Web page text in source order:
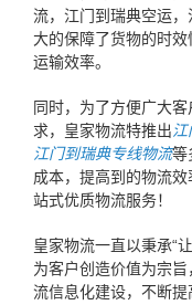
流，江门到瑞典空运
大的保障了货物的时
运输效率。
同时，为了方便广大
求，皇家物流特推出
江门到瑞典专线物流等
成本，提高到的物流效
站式优质物流服务！
皇家物流一直以秉承“
为客户创造价值为宗
流信息化建设，不断